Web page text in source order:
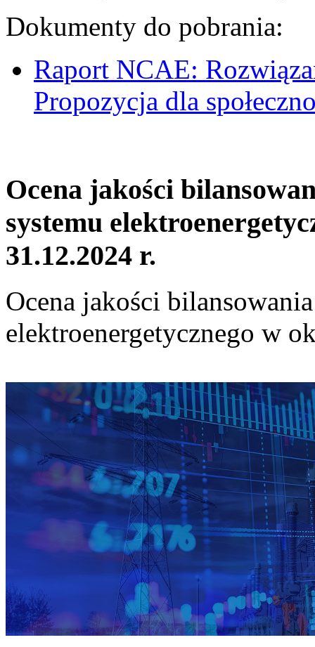
Dokumenty do pobrania:
Raport NCAE:
Propozycja dla
Ocena jakości
systemu
31.12.2024 r.
Ocena jakości
elektroenergetycznego w